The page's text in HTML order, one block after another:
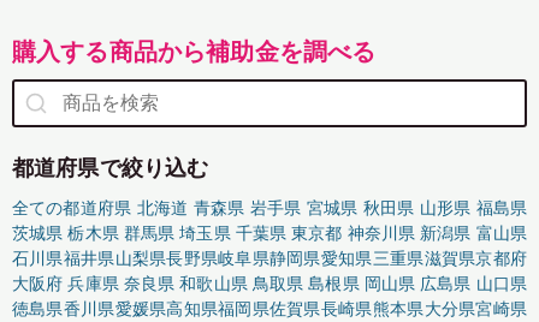
購入する商品から補助金を調べる
都道府県で絞り込む
全ての都道府県 北海道 青森県 岩手県 宮城県 秋田県 山形県 福島県
茨城県 栃木県 群馬県 埼玉県 千葉県 東京都 神奈川県 新潟県 富山県
石川県福井県山梨県長野県岐阜県静岡県愛知県三重県滋賀県京都府
大阪府 兵庫県 奈良県 和歌山県 鳥取県 島根県 岡山県 広島県 山口県
徳島県香川県愛媛県高知県福岡県佐賀県長崎県熊本県大分県宮崎県